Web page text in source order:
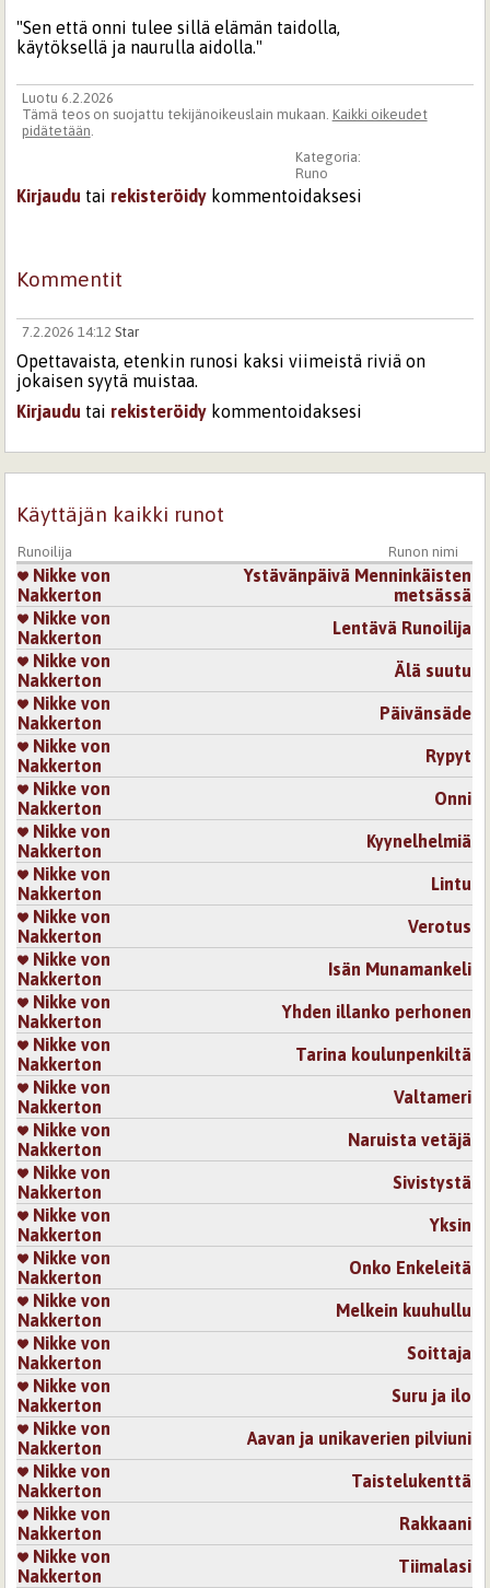
"Sen että onni tulee sillä elämän taidolla,
käytöksellä ja naurulla aidolla."
Luotu 6.2.2026
Tämä teos on suojattu tekijänoikeuslain mukaan. Kaikki oikeudet
pidätetään.
Kategoria:
Runo
Kirjaudu tai rekisteröidy kommentoidaksesi
Kommentit
7.2.2026 14:12 Star
Opettavaista, etenkin runosi kaksi viimeistä riviä on
jokaisen syytä muistaa.
Kirjaudu tai rekisteröidy kommentoidaksesi
Käyttäjän kaikki runot
Runoilija Runon nimi
Nikke von
Nakkerton
Ystävänpäivä Menninkäisten
metsässä
Nikke von
Nakkerton
Lentävä Runoilija
Nikke von
Nakkerton
Älä suutu
Nikke von
Nakkerton
Päivänsäde
Nikke von
Nakkerton
Rypyt
Nikke von
Nakkerton
Onni
Nikke von
Nakkerton
Kyynelhelmiä
Nikke von
Nakkerton
Lintu
Nikke von
Nakkerton
Verotus
Nikke von
Nakkerton
Isän Munamankeli
Nikke von
Nakkerton
Yhden illanko perhonen
Nikke von
Nakkerton
Tarina koulunpenkiltä
Nikke von
Nakkerton
Valtameri
Nikke von
Nakkerton
Naruista vetäjä
Nikke von
Nakkerton
Sivistystä
Nikke von
Nakkerton
Yksin
Nikke von
Nakkerton
Onko Enkeleitä
Nikke von
Nakkerton
Melkein kuuhullu
Nikke von
Nakkerton
Soittaja
Nikke von
Nakkerton
Suru ja ilo
Nikke von
Nakkerton
Aavan ja unikaverien pilviuni
Nikke von
Nakkerton
Taistelukenttä
Nikke von
Nakkerton
Rakkaani
Nikke von
Nakkerton
Tiimalasi